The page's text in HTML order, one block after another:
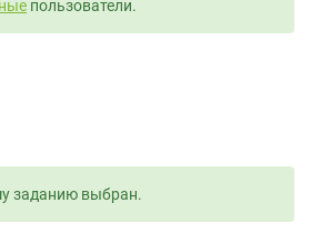
пользователи.
заданию выбран.